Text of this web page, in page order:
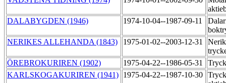
DALABYGDEN (1946)
1974-10-04--1987-09-11
NERIKES ALLEHANDA (1843)
1975-01-02--2003-12-31
ÖREBROKURIREN (1902)
1975-04-22--1986-05-31
KARLSKOGAKURIREN (1941) 1975-04-22--1987-10-30